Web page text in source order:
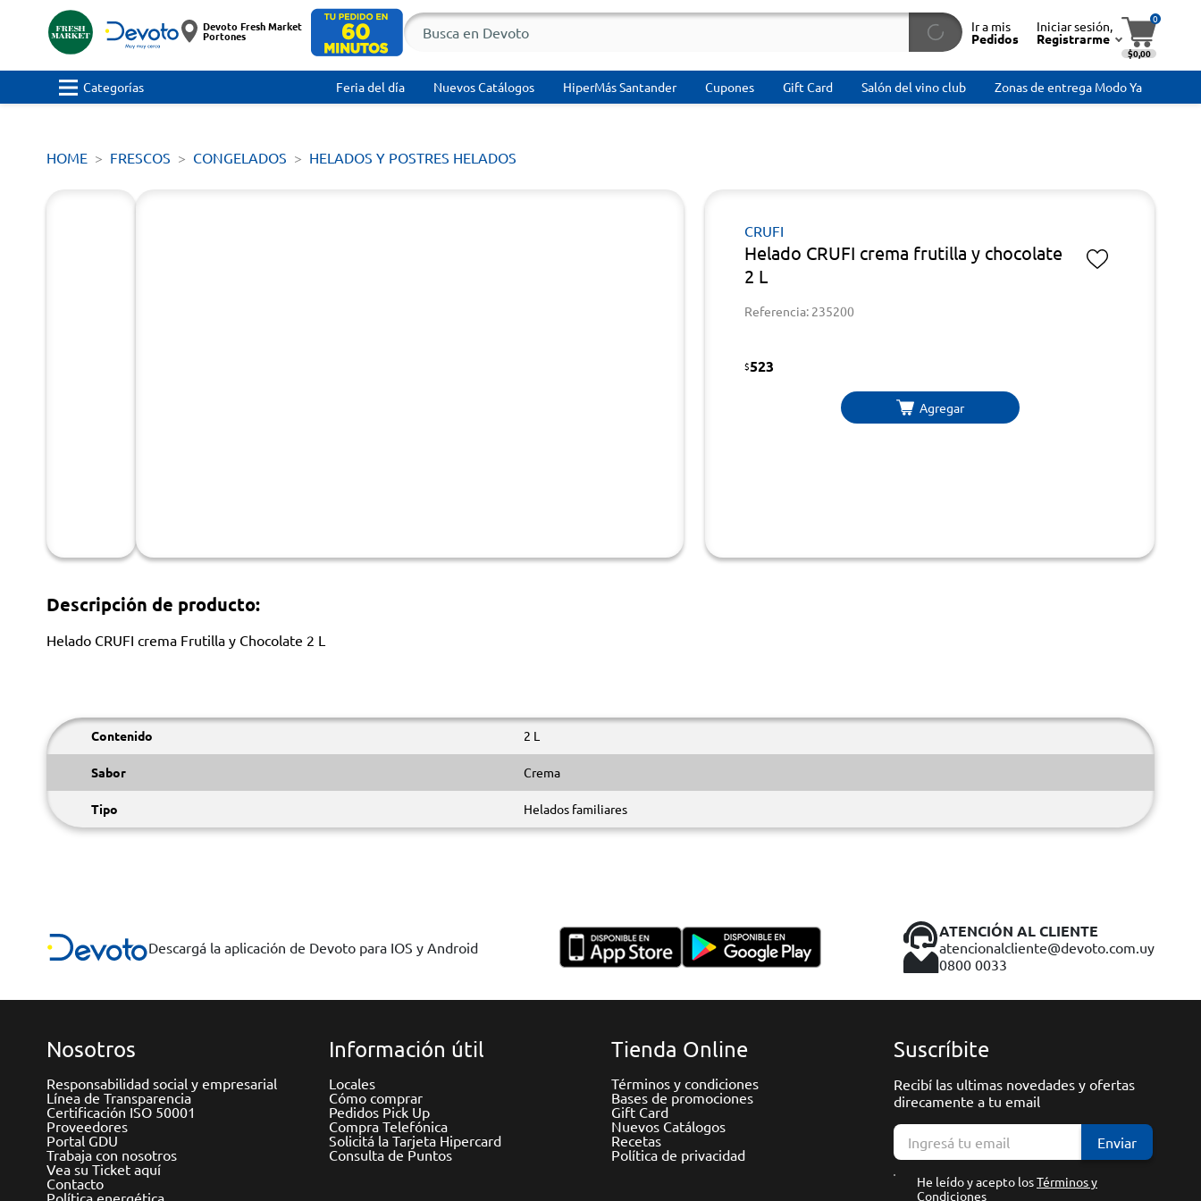
Devoto Fresh Market
Portones
Ir a mis
Pedidos
Iniciar sesión,
Registrarme
0
$0,00
Categorías Feria del día Nuevos Catálogos HiperMás Santander Cupones Gift Card Salón del vino club Zonas de entrega Modo Ya
HOME FRESCOS CONGELADOS HELADOS Y POSTRES HELADOS
CRUFI
Helado CRUFI crema frutilla y chocolate
2 L
Referencia: 235200
$523
Agregar
Descripción de producto:
Helado CRUFI crema Frutilla y Chocolate 2 L
Contenido 2 L
Sabor Crema
Tipo Helados familiares
Descargá la aplicación de Devoto para IOS y Android
ATENCIÓN AL CLIENTE
atencionalcliente@devoto.com.uy
0800 0033
Nosotros
Responsabilidad social y empresarial
Línea de Transparencia
Certificación ISO 50001
Proveedores
Portal GDU
Trabaja con nosotros
Vea su Ticket aquí
Contacto
Política energética
Información útil
Locales
Cómo comprar
Pedidos Pick Up
Compra Telefónica
Solicitá la Tarjeta Hipercard
Consulta de Puntos
Tienda Online
Términos y condiciones
Bases de promociones
Gift Card
Nuevos Catálogos
Recetas
Política de privacidad
Suscríbite
Recibí las ultimas novedades y ofertas
direcamente a tu email
Enviar
He leído y acepto losTérminos y
Condiciones